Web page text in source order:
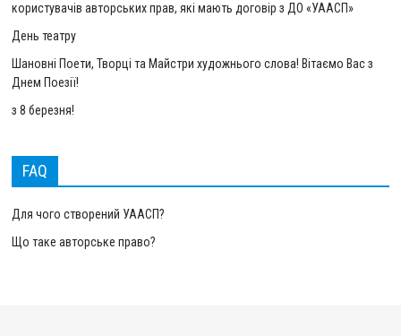
користувачів авторських прав, які мають договір з ДО «УААСП»
День театру
Шановні Поети, Творці та Майстри художнього слова! Вітаємо Вас з
Днем Поезії!
з 8 березня!
FAQ
Для чого створений УААСП?
Що таке авторське право?